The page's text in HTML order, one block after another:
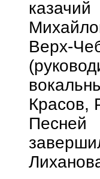
Верх-
Красов,